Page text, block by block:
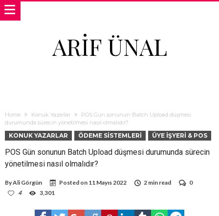
ARIF ÜNAL
Home Konuk Yazarlar
POS Gün sonunun Batch Upload düşmesi
durumunda sürecin yönetilmesi nasıl olmalıdır?
KONUK YAZARLAR ÖDEME SISTEMLERI ÜYE İŞYERI & POS
POS Gün sonunun Batch Upload düşmesi durumunda sürecin
yönetilmesi nasıl olmalıdır?
ByAli Görgün Posted on 11 Mayıs 2022 2 min read
0
4
3,301